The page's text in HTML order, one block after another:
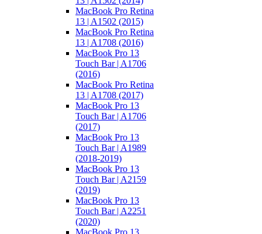
MacBook Pro Retina
13 | A1502 (2015)
MacBook Pro Retina
13 | A1708 (2016)
MacBook Pro 13
Touch Bar | A1706
(2016)
MacBook Pro Retina
13 | A1708 (2017)
MacBook Pro 13
Touch Bar | A1706
(2017)
MacBook Pro 13
Touch Bar | A1989
(2018-2019)
MacBook Pro 13
Touch Bar | A2159
(2019)
MacBook Pro 13
Touch Bar | A2251
(2020)